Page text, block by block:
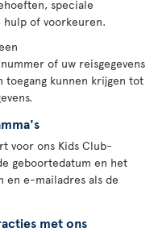
speciale
hulp of voorkeuren.
of uw reisgegevens
toegang kunnen krijgen tot
voor ons Kids Club-
geboortedatum en het
en e-mailadres als de
met ons